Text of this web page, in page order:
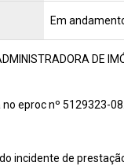
Em
DE
eproc nº 5129323-
incidente de